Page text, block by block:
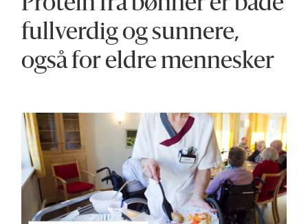
fullverdig og sunnere,
også for eldre mennesker